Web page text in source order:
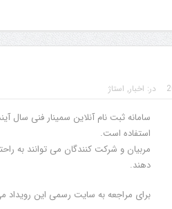
در: اخبار, استاژ
سامانه ثبت نام آنلاین سمینار فنی سال
استفاده است.
مربیان و شرکت کنندگان می توانند به
دهند.
برای مراجعه به سایت رسمی این رویداد